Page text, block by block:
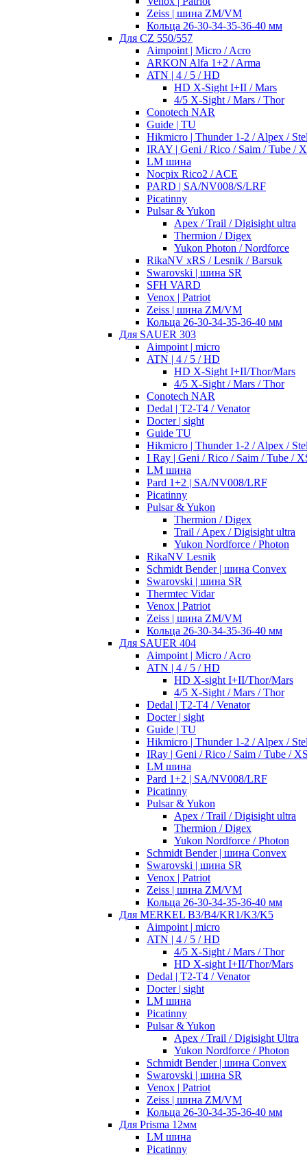
Zeiss | шина ZM/VM
Кольца 26-30-34-35-36-40 мм
Для CZ 550/557
Aimpoint | Micro / Acro
ARKON Alfa 1+2 / Arma
ATN | 4 / 5 / HD
HD X-Sight I+II / Mars
4/5 X-Sight / Mars / Thor
Conotech NAR
Guide | TU
Hikmicro | Thunder 1-2 / Alpex /
IRAY | Geni / Rico / Saim / Tube /
LM шина
Nocpix Rico2 / ACE
PARD | SA/NV008/S/LRF
Picatinny
Pulsar & Yukon
Apex / Trail / Digisight ultra
Thermion / Digex
Yukon Photon / Nordforce
RikaNV xRS / Lesnik / Barsuk
Swarovski | шина SR
SFH VARD
Venox | Patriot
Zeiss | шина ZM/VM
Кольца 26-30-34-35-36-40 мм
Для SAUER 303
Aimpoint | micro
ATN | 4 / 5 / HD
HD X-Sight I+II/Thor/Mars
4/5 X-Sight / Mars / Thor
Conotech NAR
Dedal | T2-T4 / Venator
Docter | sight
Guide TU
Hikmicro | Thunder 1-2 / Alpex /
I Ray | Geni / Rico / Saim / Tube /
LM шина
Pard 1+2 | SA/NV008/LRF
Picatinny
Pulsar & Yukon
Thermion / Digex
Trail / Apex / Digisight ultra
Yukon Nordforce / Photon
RikaNV Lesnik
Schmidt Bender | шина Convex
Swarovski | шина SR
Thermtec Vidar
Venox | Patriot
Zeiss | шина ZM/VM
Кольца 26-30-34-35-36-40 мм
Для SAUER 404
Aimpoint | Micro / Acro
ATN | 4 / 5 / HD
HD X-sight I+II/Thor/Mars
4/5 X-Sight / Mars / Thor
Dedal | T2-T4 / Venator
Docter | sight
Guide | TU
Hikmicro | Thunder 1-2 / Alpex /
IRay | Geni / Rico / Saim / Tube /
LM шина
Pard 1+2 | SA/NV008/LRF
Picatinny
Pulsar & Yukon
Apex / Trail / Digisight ultra
Thermion / Digex
Yukon Nordforce / Photon
Schmidt Bender | шина Convex
Swarovski | шина SR
Venox | Patriot
Zeiss | шина ZM/VM
Кольца 26-30-34-35-36-40 мм
Для MERKEL B3/B4/KR1/K3/K5
Aimpoint | micro
ATN | 4 / 5 / HD
4/5 X-Sight / Mars / Thor
HD X-sight I+II/Thor/Mars
Dedal | T2-T4 / Venator
Docter | sight
LM шина
Picatinny
Pulsar & Yukon
Apex / Trail / Digisight Ultra
Yukon Nordforce / Photon
Schmidt Bender | шина Convex
Swarovski | шина SR
Venox | Patriot
Zeiss | шина ZM/VM
Кольца 26-30-34-35-36-40 мм
Для Prisma 12мм
LM шина
Picatinny